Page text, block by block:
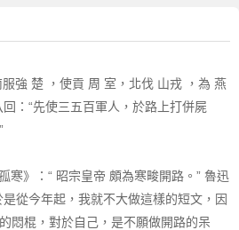
服強 楚 ，使貢 周 室，北伐 山戎 ，為 燕
：“先使三五百軍人，於路上打併屍
寒》：“ 昭宗皇帝 頗為寒畯開路。” 魯迅
是從今年起，我就不大做這樣的短文，因
悶棍，對於自己，是不願做開路的呆